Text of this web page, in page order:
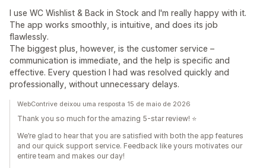
I use WC Wishlist & Back in Stock and I'm really happy with it.
The app works smoothly, is intuitive, and does its job
flawlessly.
The biggest plus, however, is the customer service –
communication is immediate, and the help is specific and
effective. Every question I had was resolved quickly and
professionally, without unnecessary delays.
WebContrive deixou uma resposta 15 de maio de 2026
Thank you so much for the amazing 5-star review! ⭐
We’re glad to hear that you are satisfied with both the app features
and our quick support service. Feedback like yours motivates our
entire team and makes our day!